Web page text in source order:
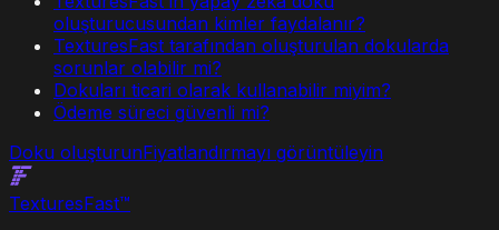
oluşturucusundan kimler faydalanır?
TexturesFast tarafından oluşturulan dokularda
sorunlar olabilir mi?
Dokuları ticari olarak kullanabilir miyim?
Ödeme süreci güvenli mi?
Doku oluşturunFiyatlandırmayı görüntüleyin
TexturesFast™